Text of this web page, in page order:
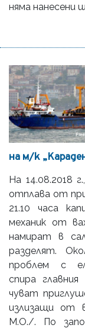
няма нанесени
на м/к
На 14.08.2018
отплава от
21.10 часа
механик от
намират в
разделят.
проблем с
спира
чуват
излизащи от
М.О./. По